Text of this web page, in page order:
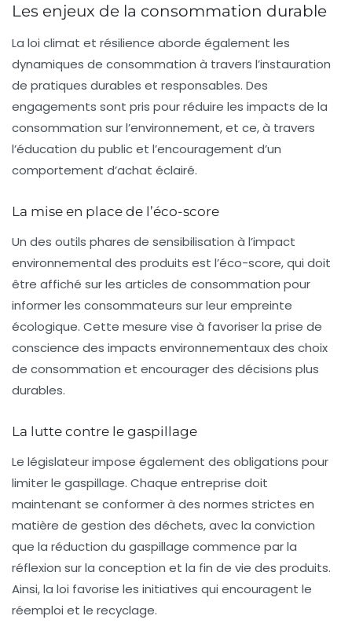
Les enjeux de la consommation durable
La loi climat et résilience aborde également les
dynamiques de consommation à travers l’instauration
de pratiques durables et responsables. Des
engagements sont pris pour réduire les impacts de la
consommation sur l’environnement, et ce, à travers
l’éducation du public et l’encouragement d’un
comportement d’achat éclairé.
La mise en place de l’éco-score
Un des outils phares de sensibilisation à l’impact
environnemental des produits est l’éco-score, qui doit
être affiché sur les articles de consommation pour
informer les consommateurs sur leur empreinte
écologique. Cette mesure vise à favoriser la prise de
conscience des impacts environnementaux des choix
de consommation et encourager des décisions plus
durables.
La lutte contre le gaspillage
Le législateur impose également des obligations pour
limiter le gaspillage. Chaque entreprise doit
maintenant se conformer à des normes strictes en
matière de gestion des déchets, avec la conviction
que la réduction du gaspillage commence par la
réflexion sur la conception et la fin de vie des produits.
Ainsi, la loi favorise les initiatives qui encouragent le
réemploi et le recyclage.